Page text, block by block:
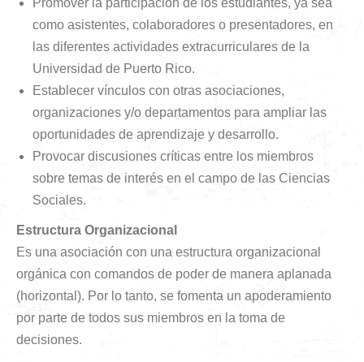
Promover la participación de los estudiantes, ya sea
como asistentes, colaboradores o presentadores, en
las diferentes actividades extracurriculares de la
Universidad de Puerto Rico.
Establecer vínculos con otras asociaciones,
organizaciones y/o departamentos para ampliar las
oportunidades de aprendizaje y desarrollo.
Provocar discusiones críticas entre los miembros
sobre temas de interés en el campo de las Ciencias
Sociales.
Estructura Organizacional
Es una asociación con una estructura organizacional
orgánica con comandos de poder de manera aplanada
(horizontal). Por lo tanto, se fomenta un apoderamiento
por parte de todos sus miembros en la toma de
decisiones.